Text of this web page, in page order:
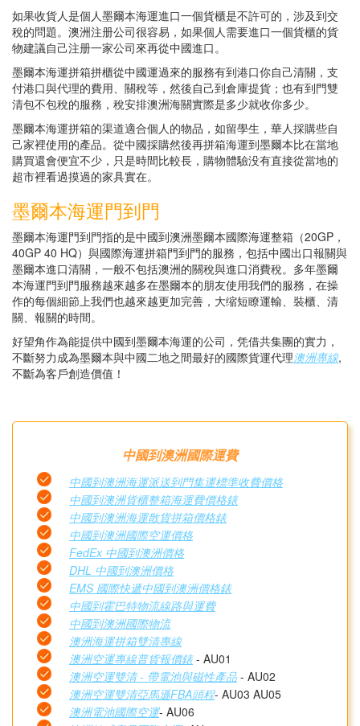
如果收貨人是個人墨爾本海運進口一個貨櫃是不許可的，涉及到交
稅的問題。澳洲注册公司很容易，如果個人需要進口一個貨櫃的貨
物建議自己注册一家公司來再從中國進口。
墨爾本海運拼箱拼櫃從中國運過來的服務有到港口你自己清關，支
付港口與代理的費用、關稅等，然後自己到倉庫提貨；也有到門雙
清包不包稅的服務，稅安排澳洲海關實際是多少就收你多少。
墨爾本海運拼箱的渠道適合個人的物品，如留學生，華人採購些自
己家裡使用的產品。從中國採購然後再拼箱海運到墨爾本比在當地
購買還會便宜不少，只是時間比較長，購物體驗没有直接從當地的
超市裡看過摸過的家具實在。
墨爾本海運門到門
墨爾本海運門到門指的是中國到澳洲墨爾本國際海運整箱（20GP，
40GP 40 HQ）與國際海運拼箱門到門的服務，包括中國出口報關與
墨爾本進口清關，一般不包括澳洲的關稅與進口消費稅。多年墨爾
本海運門到門服務越來越多在墨爾本的朋友使用我們的服務，在操
作的每個細節上我們也越來越更加完善，大缩短瞭運輸、裝櫃、清
關、報關的時間。
好望角作為能提供中國到墨爾本海運的公司，凭借共集團的實力，
不斷努力成為墨爾本與中國二地之間最好的國際貨運代理澳洲專線,
不斷為客戶創造價值！
中國到澳洲國際運費
中國到澳洲海運派送到門集運標準收費價格
中國到澳洲貨櫃整箱海運費價格錶
中國到澳洲海運散貨拼箱價格錶
中國到澳洲國際空運價格
FedEx 中國到澳洲價格
DHL 中國到澳洲價格
EMS 國際快遞中國到澳洲價格錶
中國到霍巴特物流線路與運費
中國到澳洲國際物流
澳洲海運拼箱雙清專線
澳洲空運專線普貨報價錶- AU01
澳洲空運雙清 - 帶電池與磁性產品 - AU02
澳洲空運雙清亞馬遜FBA頭程- AU03 AU05
澳洲電池國際空運- AU06